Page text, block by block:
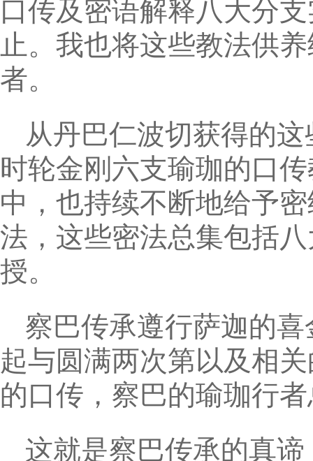
口传及密语解释八大分
止。我也将这些教法供
者。
从丹巴仁波切获得的
时轮金刚六支瑜珈的口
中，也持续不断地给予
法，这些密法总集包括
授。
察巴传承遵行萨迦的
起与圆满两次第以及相
的口传，察巴的瑜珈行
这就是察巴传承的真